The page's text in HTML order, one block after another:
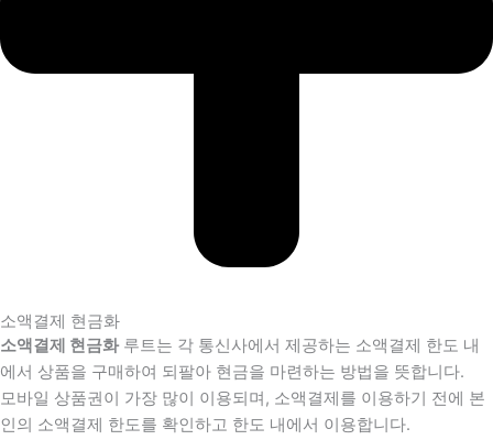
소액결제 현금화
소액결제 현금화루트는 각 통신사에서 제공하는 소액결제 한도 내
에서 상품을 구매하여 되팔아 현금을 마련하는 방법을 뜻합니다.
모바일 상품권이 가장 많이 이용되며, 소액결제를 이용하기 전에 본
인의 소액결제 한도를 확인하고 한도 내에서 이용합니다.